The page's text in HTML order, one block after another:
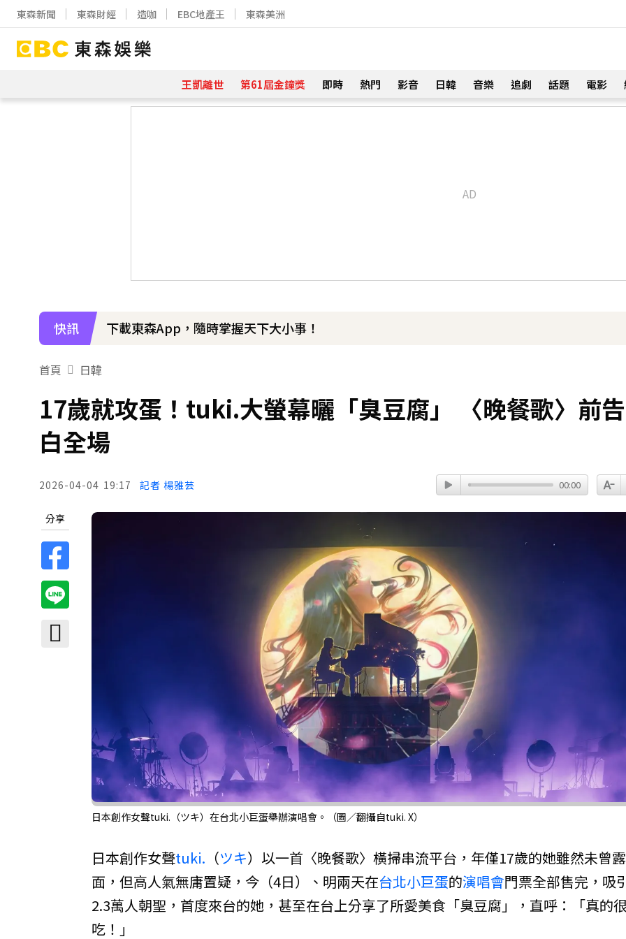
東森新聞 東森財經 造咖 EBC地產王 東森美洲
王凱離世 第61屆金鐘獎 即時 熱門 影音 日韓 音樂 追劇 話題 電影
快訊 下載東森App，隨時掌握天下大小事！
首頁 日韓
17歲就攻蛋！tuki.大螢幕曬「臭豆腐」 〈晚餐歌〉前告
白全場
2026-04-04 19:17 記者 楊雅芸 00:00
分享
日本創作女聲tuki.（ツキ）在台北小巨蛋舉辦演唱會。（圖／翻攝自tuki. X）
日本創作女聲tuki. （ツキ）以一首〈晚餐歌〉橫掃串流平台，年僅17歲的她雖然未曾露
面，但高人氣無庸置疑，今（4日）、明兩天在台北小巨蛋的演唱會門票全部售完，吸
2.3萬人朝聖，首度來台的她，甚至在台上分享了所愛美食「臭豆腐」，直呼：「真的
吃！」